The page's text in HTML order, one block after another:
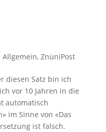
Allgemein, ZnüniPost
diesen Satz bin ich
vor 10 Jahren in die
automatisch
im Sinne von «Das
ist falsch.